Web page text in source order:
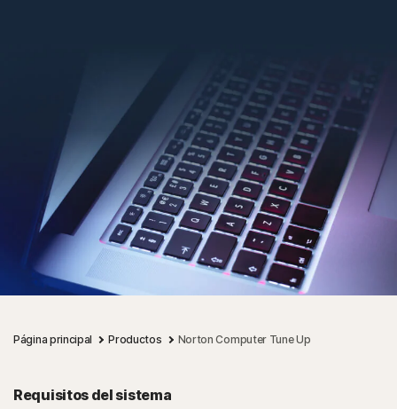
Página principal Productos Norton Computer Tune Up
Requisitos del sistema